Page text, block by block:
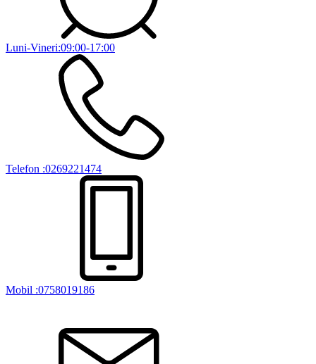
Luni-Vineri:09:00-17:00
Telefon :0269221474
Mobil :0758019186